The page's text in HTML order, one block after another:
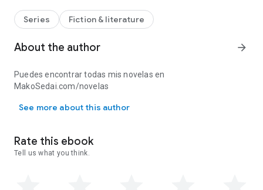
enMakoSedai.com/novelas)
Series Fiction & literature
About the author arrow_forward
Puedes encontrar todas mis novelas en
MakoSedai.com/novelas
See more about this author
Rate this ebook
Tell us what you think.